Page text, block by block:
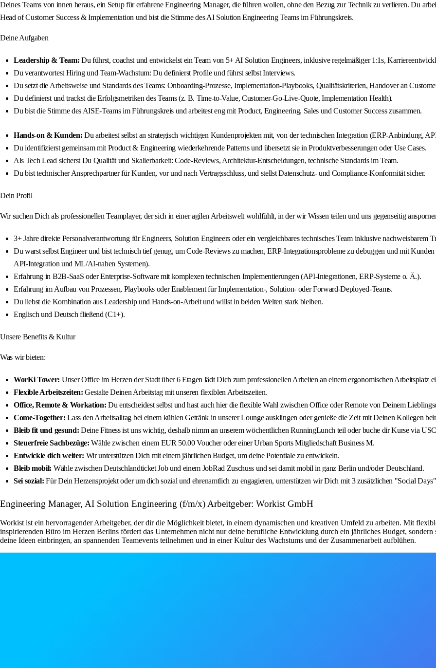
Deines Teams von innen heraus, ein Setup für erfahrene Engineering Manager, die führen wollen, ohne den Bezug zur Technik zu verlieren. Du
Head of Customer Success & Implementation und bist die Stimme des AI Solution Engineering Teams im Führungskreis.
Deine Aufgaben
Leadership & Team: Du führst, coachst und entwickelst ein Team von 5+ AI Solution Engineers, inklusive regelmäßiger 1:1s,
Du verantwortest Hiring und Team-Wachstum: Du definierst Profile und führst selbst Interviews.
Du setzt die Arbeitsweise und Standards des Teams: Onboarding-Prozesse, Implementation-Playbooks, Qualitätskriterien, Handover an
Du definierst und trackst die Erfolgsmetriken des Teams (z. B. Time-to-Value, Customer-Go-Live-Quote, Implementation Health).
Du bist die Stimme des AISE-Teams im Führungskreis und arbeitest eng mit Product, Engineering, Sales und Customer Success zusammen.
Hands-on & Kunden: Du arbeitest selbst an strategisch wichtigen Kundenprojekten mit, von der technischen Integration (ERP-Anbindung,
Du identifizierst gemeinsam mit Product & Engineering wiederkehrende Patterns und übersetzt sie in Produktverbesserungen oder Use Cases.
Als Tech Lead sicherst Du Qualität und Skalierbarkeit: Code-Reviews, Architektur-Entscheidungen, technische Standards im Team.
Du bist technischer Ansprechpartner für Kunden, vor und nach Vertragsschluss, und stellst Datenschutz- und Compliance-Konformität sicher.
Dein Profil
Wir suchen Dich als professionellen Teamplayer, der sich in einer agilen Arbeitswelt wohlfühlt, in der wir Wissen teilen und uns gegenseitig
3+ Jahre direkte Personalverantwortung für Engineers, Solution Engineers oder ein vergleichbares technisches Team inklusive nachweisbarem
Du warst selbst Engineer und bist technisch tief genug, um Code-Reviews zu machen, ERP-Integrationsprobleme zu debuggen und mit
API-Integration und ML/AI-nahen Systemen).
Erfahrung in B2B-SaaS oder Enterprise-Software mit komplexen technischen Implementierungen (API-Integrationen, ERP-Systeme o. Ä.).
Erfahrung im Aufbau von Prozessen, Playbooks oder Enablement für Implementation-, Solution- oder Forward-Deployed-Teams.
Du liebst die Kombination aus Leadership und Hands-on-Arbeit und willst in beiden Welten stark bleiben.
Englisch und Deutsch fließend (C1+).
Unsere Benefits & Kultur
Was wir bieten:
WorKi Tower: Unser Office im Herzen der Stadt über 6 Etagen lädt Dich zum professionellen Arbeiten an einem ergonomischen Arbeitsplatz
Flexible Arbeitszeiten: Gestalte Deinen Arbeitstag mit unseren flexiblen Arbeitszeiten.
Office, Remote & Workation: Du entscheidest selbst und hast auch hier die flexible Wahl zwischen Office oder Remote von Deinem
Come-Together: Lass den Arbeitsalltag bei einem kühlen Getränk in unserer Lounge ausklingen oder genieße die Zeit mit Deinen Kollegen
Bleib fit und gesund: Deine Fitness ist uns wichtig, deshalb nimm an unserem wöchentlichen RunningLunch teil oder buche dir Kurse via
Steuerfreie Sachbezüge: Wähle zwischen einem EUR 50.00 Voucher oder einer Urban Sports Mitgliedschaft Business M.
Entwickle dich weiter: Wir unterstützen Dich mit einem jährlichen Budget, um deine Potentiale zu entwickeln.
Bleib mobil: Wähle zwischen Deutschlandticket Job und einem JobRad Zuschuss und sei damit mobil in ganz Berlin und/oder Deutschland.
Sei sozial: Für Dein Herzensprojekt oder um dich sozial und ehrenamtlich zu engagieren, unterstützen wir Dich mit 3 zusätzlichen "Social
Engineering Manager, AI Solution Engineering (f/m/x) Arbeitgeber: Workist GmbH
Workist ist ein hervorragender Arbeitgeber, der dir die Möglichkeit bietet, in einem dynamischen und kreativen Umfeld zu arbeiten. Mit
inspirierenden Büro im Herzen Berlins fördert das Unternehmen nicht nur deine berufliche Entwicklung durch ein jährliches Budget,
deine Ideen einbringen, an spannenden Teamevents teilnehmen und in einer Kultur des Wachstums und der Zusammenarbeit aufblühen.